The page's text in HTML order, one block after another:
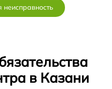
неисправность
в Казани